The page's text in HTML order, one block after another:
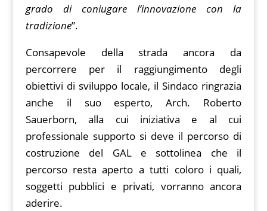
grado di coniugare l’innovazione con la
tradizione”.
Consapevole della strada ancora da
percorrere per il raggiungimento degli
obiettivi di sviluppo locale, il Sindaco ringrazia
anche il suo esperto, Arch. Roberto
Sauerborn, alla cui iniziativa e al cui
professionale supporto si deve il percorso di
costruzione del GAL e sottolinea che il
percorso resta aperto a tutti coloro i quali,
soggetti pubblici e privati, vorranno ancora
aderire.